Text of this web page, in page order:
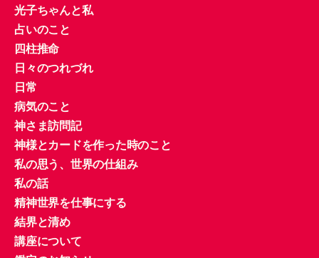
光子ちゃんと私
占いのこと
四柱推命
日々のつれづれ
日常
病気のこと
神さま訪問記
神様とカードを作った時のこと
私の思う、世界の仕組み
私の話
精神世界を仕事にする
結界と清め
講座について